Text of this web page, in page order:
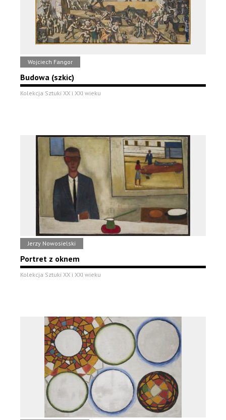
Wojciech Fangor
Budowa (szkic)
Kolekcja Sztuki XX i XXI wieku
Jerzy Nowosielski
Portret z oknem
Kolekcja Sztuki XX i XXI wieku